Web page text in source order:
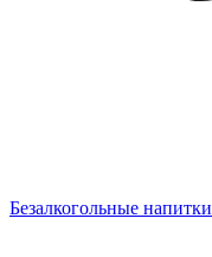
Безалкогольные напитки